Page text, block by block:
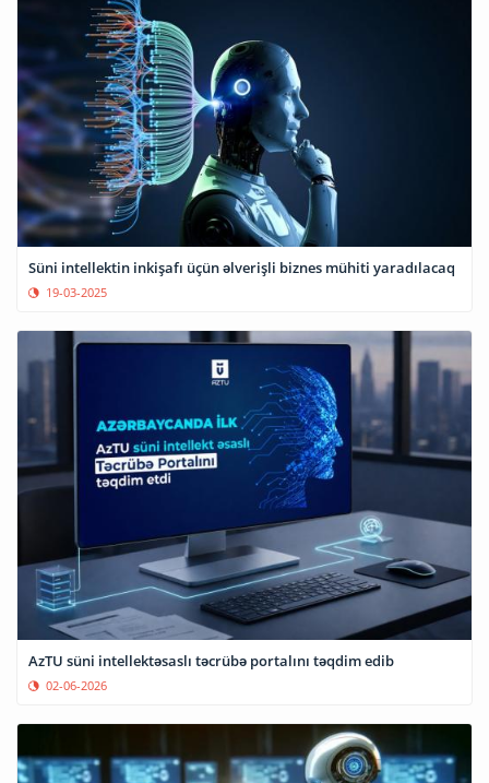
Süni intellektin inkişafı üçün əlverişli biznes mühiti yaradılacaq
19-03-2025
AzTU süni intellektəsaslı təcrübə portalını təqdim edib
02-06-2026